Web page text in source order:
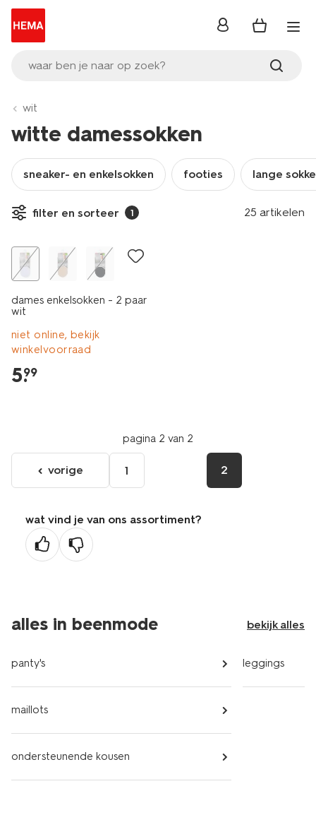
waar ben je naar op zoek?
inloggen
wit
witte damessokken
sneaker- en enkelsokken footies lange
filter en sorteer 1 25 artikelen
2 paar
dames enkelsokken - 2 paar
wit
niet online, bekijk
winkelvoorraad
5.
99
pagina 2 van 2
ga
naar
vorige
pagina
vorige 1 2
wat vind je van ons assortiment?
alles in beenmode bekijk alles
panty's
maillots
ondersteunende kousen
leggings